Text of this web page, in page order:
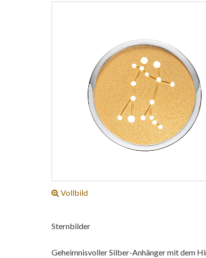
Vollbild
Sternbilder
Geheimnisvoller Silber-Anhänger mit dem